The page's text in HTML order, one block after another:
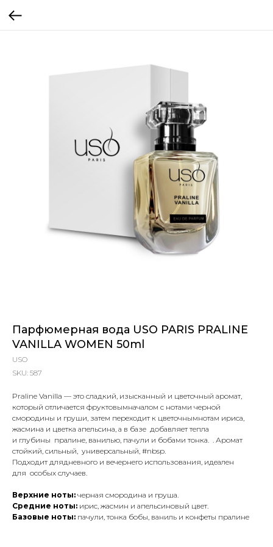
Парфюмерная вода USO PARIS PRALINE
VANILLA WOMEN 50ml
USO
SKU: 587
Praline Vanilla — это сладкий, изысканный и цветочный аромат,
который отличается фруктовымначалом с нотами черной
смородины и груши, затем переходит к цветочнымнотам ириса,
жасмина и цветка апельсина, а в базе добавляет тепла
и глубины пралине, ванилью, пачули и бобами тонка. . Аромат
стойкий, сильный, универсальный, #nbsp.
Подходит длядневного и вечернего использования, идеален
для особых случаев.
Верхние ноты: черная смородина и груша.
Средние ноты: ирис, жасмин и апельсиновый цвет.
Базовые ноты: пачули, тонка бобы, ваниль и конфеты пралине